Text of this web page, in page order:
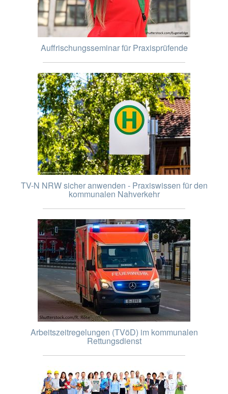
Auffrischungsseminar für Praxisprüfende
TV-N NRW sicher anwenden - Praxiswissen für den
kommunalen Nahverkehr
Arbeitszeitregelungen (TVöD) im kommunalen
Rettungsdienst